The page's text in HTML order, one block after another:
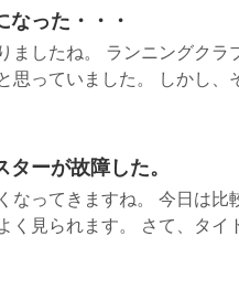
なった・・・
ましたね。 ランニングクラ
思っていました。 しかし、
ーが故障した。
なってきますね。 今日は
く見られます。 さて、タイ